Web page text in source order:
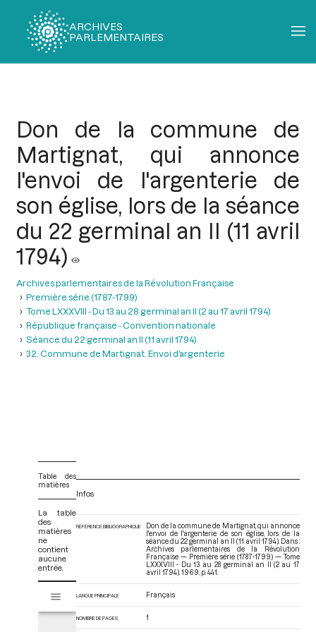
ARCHIVES
PARLEMENTAIRES
Don de la commune de
Martignat, qui annonce
l'envoi de l'argenterie de
son église, lors de la séance
du 22 germinal an II (11 avril
1794)
Archives parlementaires de la Révolution Française
Première série (1787-1799)
Tome LXXXVIII - Du 13 au 28 germinal an II (2 au 17 avril 1794)
République française - Convention nationale
Séance du 22 germinal an II (11 avril 1794)
32. Commune de Martignat. Envoi d’argenterie
Table des
matières
La table
des
matières
ne
contient
aucune
entrée.
s
Tome LXXXVIII - Du 13 au 28 germinal an II (2 au 17 avril 1794)
Infos
RÉFÉRENCE BIBLIOGRAPHIQUE
Don de la commune de Martignat, qui annonce
l'envoi de l'argenterie de son église, lors de la
séance du 22 germinal an II (11 avril 1794). Dans :
Archives parlementaires de la Révolution
Française — Première série (1787-1799) — Tome
LXXXVIII - Du 13 au 28 germinal an II (2 au 17
avril 1794). 1969. p. 441.
LANGUE PRINCIPALE Français
NOMBRE DE PAGES 1